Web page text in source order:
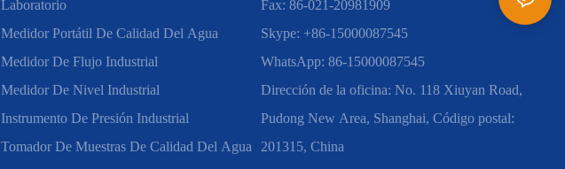
Laboratorio
Medidor Portátil De Calidad Del Agua
Medidor De Flujo Industrial
Medidor De Nivel Industrial
Instrumento De Presión Industrial
Tomador De Muestras De Calidad Del Agua
Fax: 86-021-20981909
Skype: +86-15000087545
WhatsApp: 86-15000087545
Dirección de la oficina: No. 118 Xiuyan Road,
Pudong New Area, Shanghai, Código postal:
201315, China